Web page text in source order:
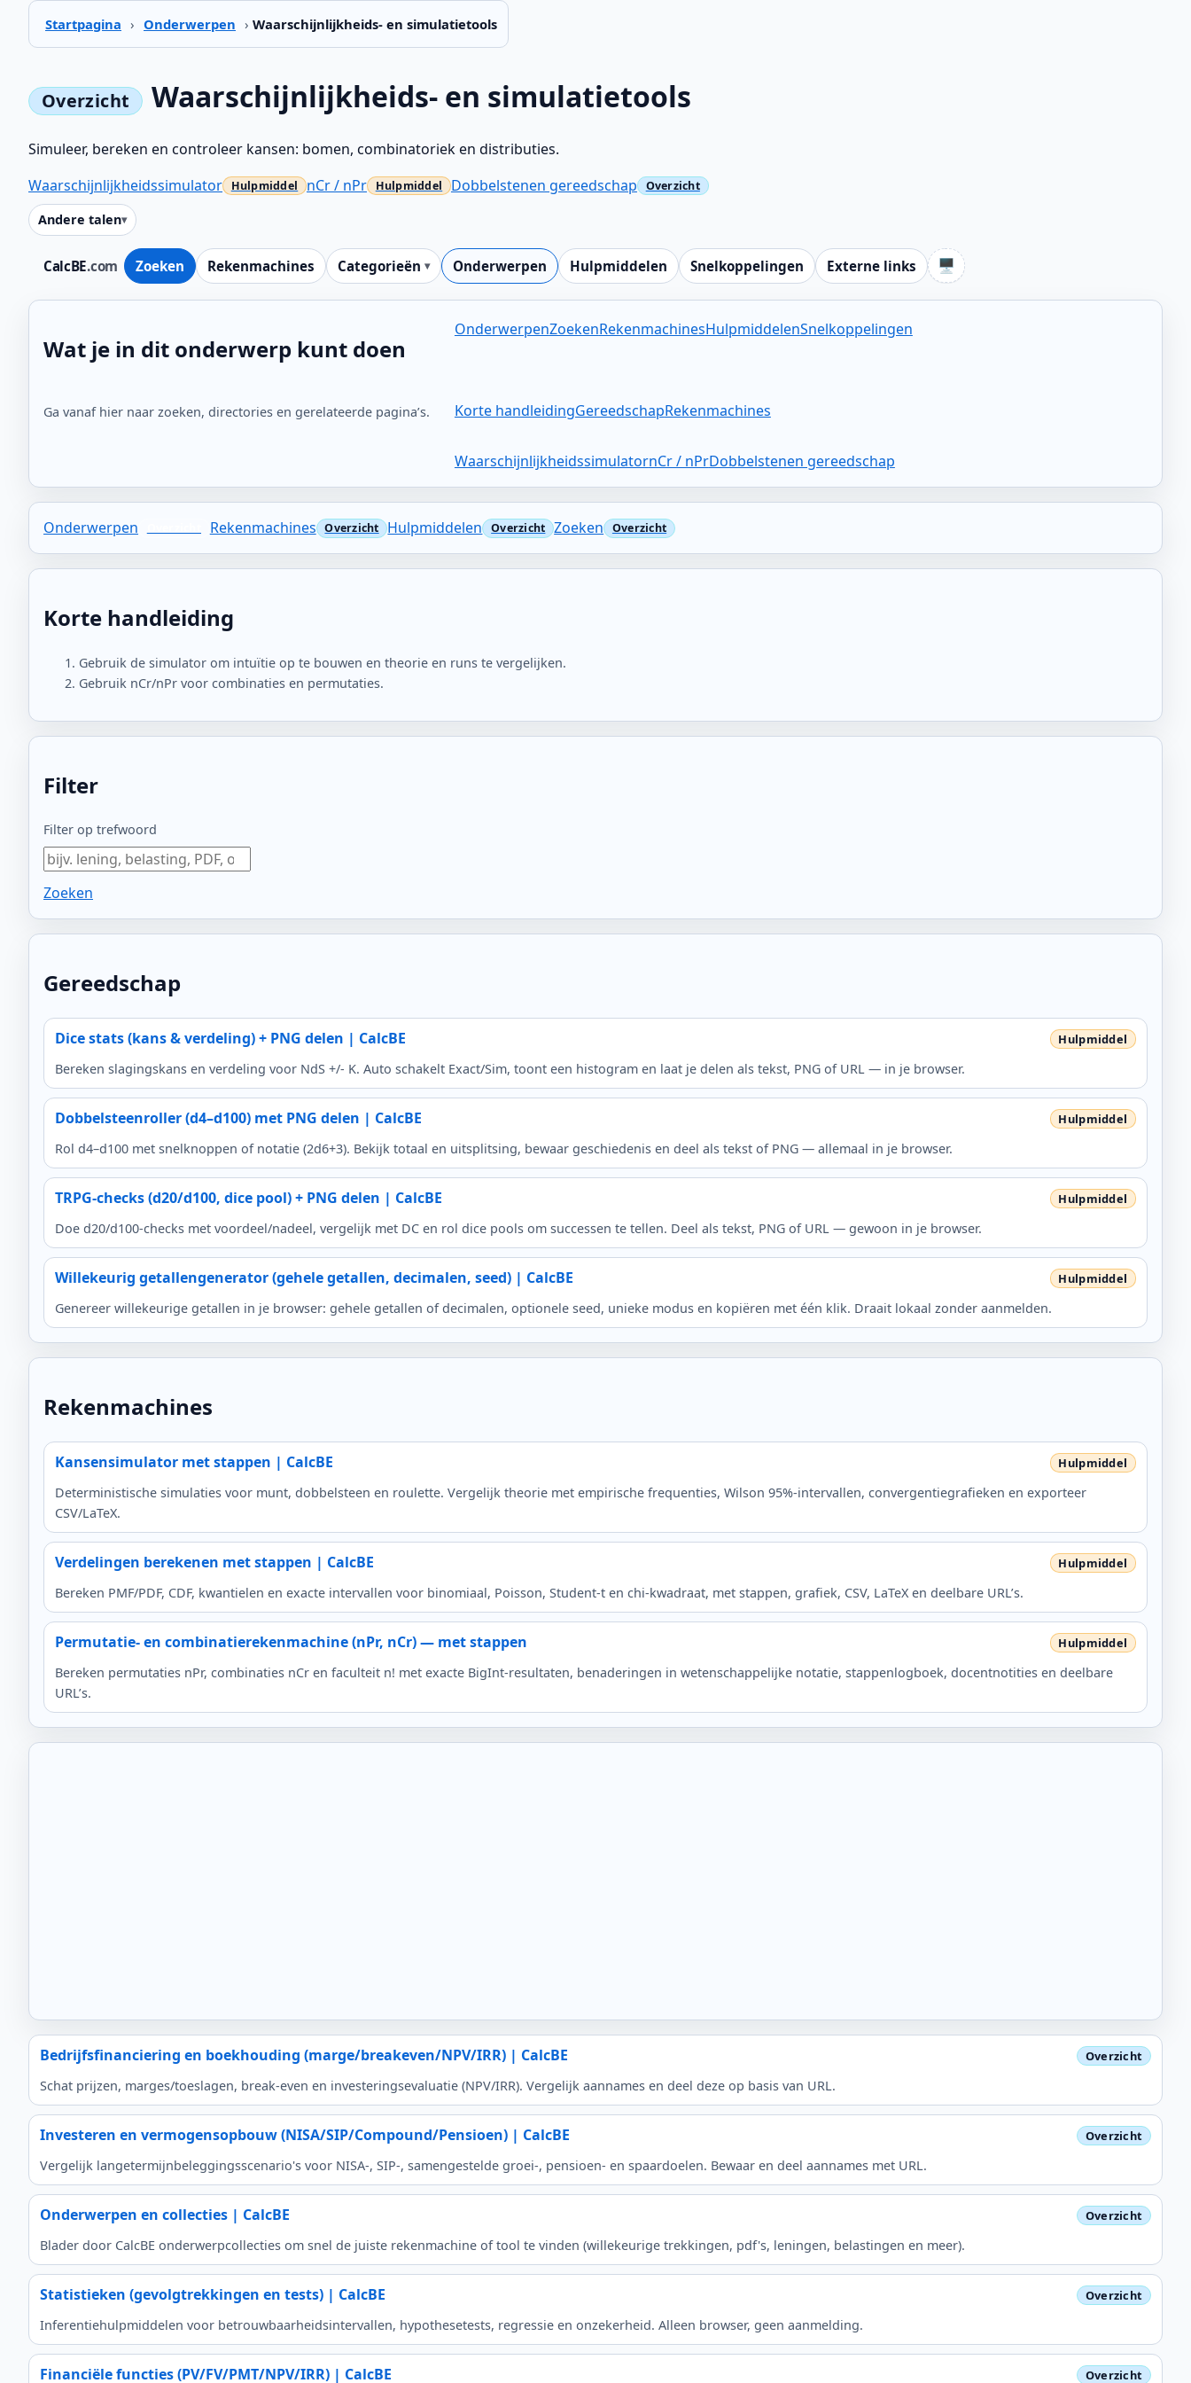
Startpagina › Onderwerpen › Waarschijnlijkheids- en simulatietools
CalcBE.com Zoeken Rekenmachines Categorieën Onderwerpen Hulpmiddelen Snelkoppelingen Externe links 🖥️
Waarschijnlijkheids- en simulatietools
Simuleer, bereken en controleer kansen: bomen, combinatoriek en distributies.
Waarschijnlijkheidssimulator
nCr / nPr Dobbelstenen gereedschap
Andere talen
Wat je in dit onderwerp kunt doen
Ga vanaf hier naar zoeken, directories en gerelateerde pagina’s.
OnderwerpenZoekenRekenmachinesHulpmiddelenSnelkoppelingen
Korte handleidingGereedschapRekenmachines
WaarschijnlijkheidssimulatornCr / nPrDobbelstenen gereedschap
Onderwerpen Rekenmachines Hulpmiddelen Zoeken
Korte handleiding
Gebruik de simulator om intuïtie op te bouwen en theorie en runs te vergelijken.
Gebruik nCr/nPr voor combinaties en permutaties.
Filter
Filter op trefwoord
Zoeken
Gereedschap
Dice stats (kans & verdeling) + PNG delen | CalcBE
Bereken slagingskans en verdeling voor NdS +/- K. Auto schakelt Exact/Sim, toont een histogram en laat je delen als tekst, PNG of URL — in je browser.
Dobbelsteenroller (d4–d100) met PNG delen | CalcBE
Rol d4–d100 met snelknoppen of notatie (2d6+3). Bekijk totaal en uitsplitsing, bewaar geschiedenis en deel als tekst of PNG — allemaal in je browser.
TRPG-checks (d20/d100, dice pool) + PNG delen | CalcBE
Doe d20/d100-checks met voordeel/nadeel, vergelijk met DC en rol dice pools om successen te tellen. Deel als tekst, PNG of URL — gewoon in je browser.
Willekeurig getallengenerator (gehele getallen, decimalen, seed) | CalcBE
Genereer willekeurige getallen in je browser: gehele getallen of decimalen, optionele seed, unieke modus en kopiëren met één klik. Draait lokaal zonder aanmelden.
Rekenmachines
Kansensimulator met stappen | CalcBE
Deterministische simulaties voor munt, dobbelsteen en roulette. Vergelijk theorie met empirische frequenties, Wilson 95%-intervallen, convergentiegrafieken en exporteer
CSV/LaTeX.
Verdelingen berekenen met stappen | CalcBE
Bereken PMF/PDF, CDF, kwantielen en exacte intervallen voor binomiaal, Poisson, Student‑t en chi‑kwadraat, met stappen, grafiek, CSV, LaTeX en deelbare URL’s.
Permutatie- en combinatierekenmachine (nPr, nCr) — met stappen
Bereken permutaties nPr, combinaties nCr en faculteit n! met exacte BigInt-resultaten, benaderingen in wetenschappelijke notatie, stappenlogboek, docentnotities en deelbare
URL’s.
Bedrijfsfinanciering en boekhouding (marge/breakeven/NPV/IRR) | CalcBE
Schat prijzen, marges/toeslagen, break-even en investeringsevaluatie (NPV/IRR). Vergelijk aannames en deel deze op basis van URL.
Investeren en vermogensopbouw (NISA/SIP/Compound/Pensioen) | CalcBE
Vergelijk langetermijnbeleggingsscenario's voor NISA-, SIP-, samengestelde groei-, pensioen- en spaardoelen. Bewaar en deel aannames met URL.
Onderwerpen en collecties | CalcBE
Blader door CalcBE onderwerpcollecties om snel de juiste rekenmachine of tool te vinden (willekeurige trekkingen, pdf's, leningen, belastingen en meer).
Statistieken (gevolgtrekkingen en tests) | CalcBE
Inferentiehulpmiddelen voor betrouwbaarheidsintervallen, hypothesetests, regressie en onzekerheid. Alleen browser, geen aanmelding.
Financiële functies (PV/FV/PMT/NPV/IRR) | CalcBE